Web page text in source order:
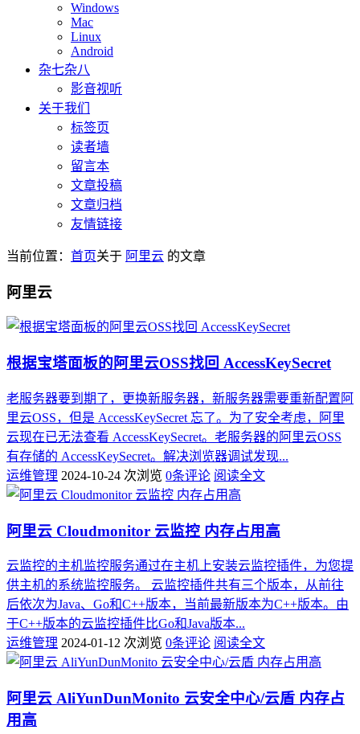
Windows
Mac
Linux
Android
杂七杂八
影音视听
关于我们
标签页
读者墙
留言本
文章投稿
文章归档
友情链接
当前位置： 首页关于 阿里云 的文章
阿里云
根据宝塔面板的阿里云OSS找回 AccessKeySecret
老服务器要到期了，更换新服务器，新服务器需要重新配置阿
里云OSS，但是 AccessKeySecret 忘了。为了安全考虑，阿里
云现在已无法查看 AccessKeySecret。老服务器的阿里云OSS
有存储的 AccessKeySecret。解决浏览器调试发现...
运维管理 2024-10-24 次浏览 0条评论 阅读全文
阿里云 Cloudmonitor 云监控 内存占用高
云监控的主机监控服务通过在主机上安装云监控插件，为您提
供主机的系统监控服务。 云监控插件共有三个版本，从前往
后依次为Java、Go和C++版本，当前最新版本为C++版本。由
于C++版本的云监控插件比Go和Java版本...
运维管理 2024-01-12 次浏览 0条评论 阅读全文
阿里云 AliYunDunMonito 云安全中心/云盾 内存占
用高